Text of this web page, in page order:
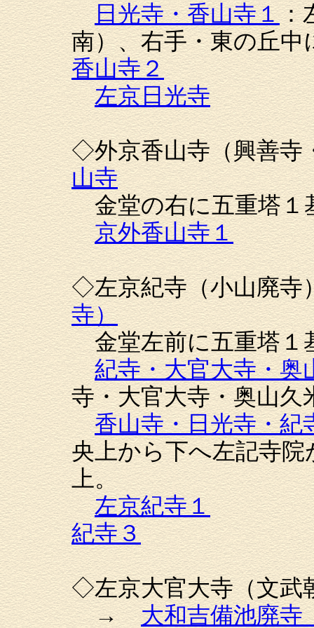
日光寺・香山寺１：
南）、右手・東
香山寺２
左京日光寺
◇外京香山寺（興善
山寺
金堂の右に五重塔１
京外香山寺１
◇左京紀寺（小山
寺）
金堂左前に五重塔１
紀寺・大官大寺・奥
寺・大官大寺・奥山久
香山寺・日光寺・紀
央上から下へ左記寺
上。
左京紀寺１
紀寺３
◇左京大官大寺（文武
→大和吉備池廃寺